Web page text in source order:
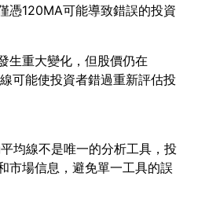
憑120MA可能導致錯誤的投資
生重大變化，但股價仍在
可能使投資者錯過重新評估投
均線不是唯一的分析工具，投
市場信息，避免單一工具的誤